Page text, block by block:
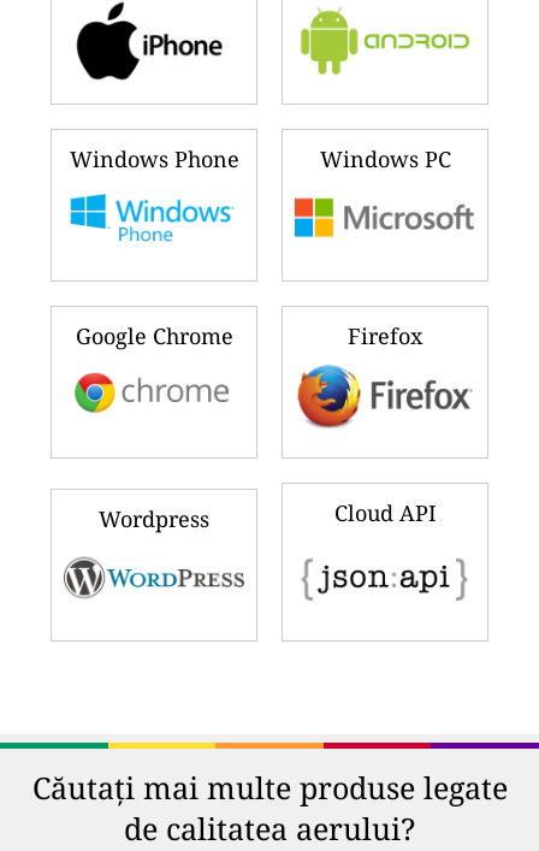
Windows Phone Windows PC
Google Chrome Firefox
Wordpress Cloud API
Căutați mai multe produse legate
de calitatea aerului?